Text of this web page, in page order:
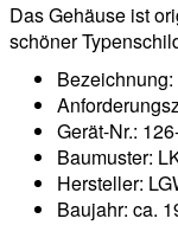
Das Gehäuse ist
schöner
Gerät-Nr.:
Baumuster:
Hersteller:
Baujahr: ca.